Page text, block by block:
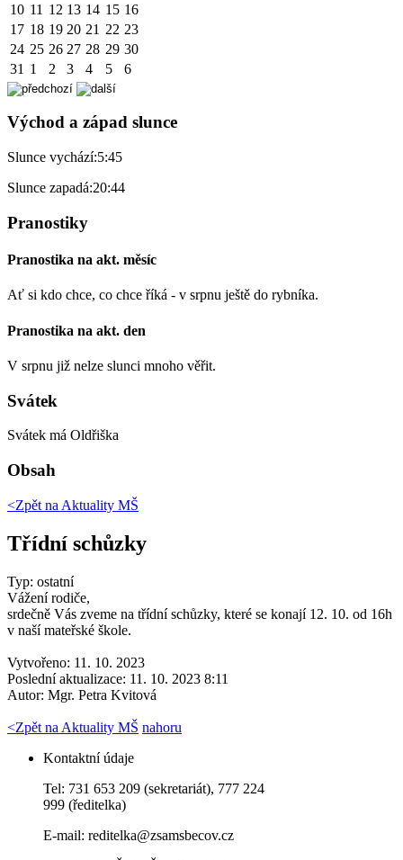
10 11 12 13 14 15 16
17 18 19 20 21 22 23
24 25 26 27 28 29 30
31 1 2 3 4 5 6
Východ a západ slunce
Slunce vychází:5:45
Slunce zapadá:20:44
Pranostiky
Pranostika na akt. měsíc
Ať si kdo chce, co chce říká - v srpnu ještě do rybníka.
Pranostika na akt. den
V srpnu již nelze slunci mnoho věřit.
Svátek
Svátek má Oldřiška
Obsah
<Zpět na Aktuality MŠ
Třídní schůzky
Typ: ostatní
Vážení rodiče,
srdečně Vás zveme na třídní schůzky, které se konají 12. 10. od 16h
v naší mateřské škole.
Vytvořeno: 11. 10. 2023
Poslední aktualizace: 11. 10. 2023 8:11
Autor: Mgr. Petra Kvitová
<Zpět na Aktuality MŠ nahoru
Kontaktní údaje
Tel: 731 653 209 (sekretariát), 777 224
999 (ředitelka)
E-mail: reditelka@zsamsbecov.cz